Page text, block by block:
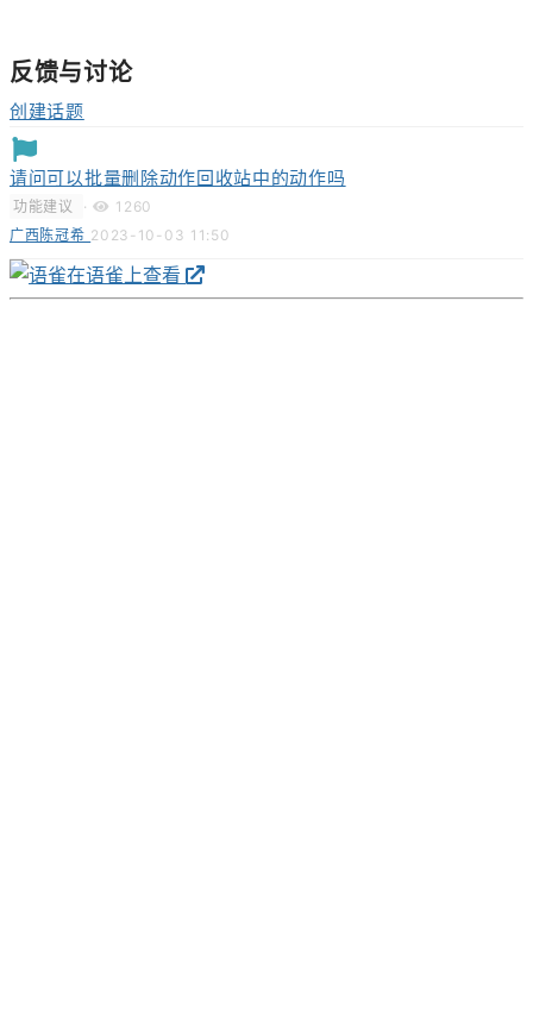
反馈与讨论
创建话题
请问可以批量删除动作回收站中的动作吗
功能建议 ·
1260
广西陈冠希 2023-10-03 11:50
在语雀上查看